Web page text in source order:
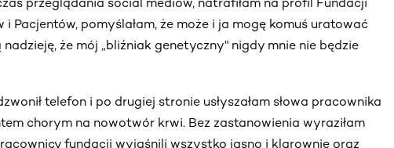
Pacjentów, pomyślałam, że może i ja mogę komuś uratować
że mój „bliźniak genetyczny" nigdy mnie nie będzie
telefon i po drugiej stronie usłyszałam słowa pracownika
chorym na nowotwór krwi. Bez zastanowienia wyraziłam
fundacji wyjaśnili wszystko jasno i klarownie oraz